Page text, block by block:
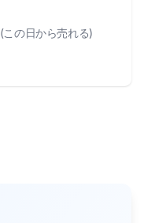
(この日から売れる)